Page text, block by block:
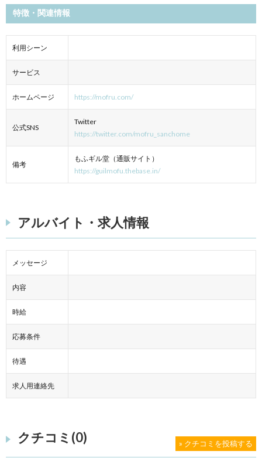
特徴・関連情報
利用シーン
サービス
ホームページ https://mofru.com/
公式SNS
Twitter
https://twitter.com/mofru_sanchome
備考
もふギル堂（通販サイト）
https://guilmofu.thebase.in/
アルバイト・求人情報
メッセージ
内容
時給
応募条件
待遇
求人用連絡先
クチコミ(0) » クチコミを投稿する